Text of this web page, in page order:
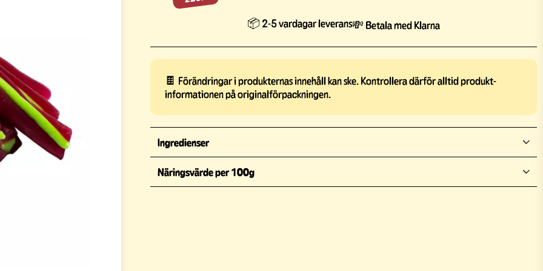
📦 2-5 vardagar leverans💸 Betala med Klarna
🍫 Förändringar i produkternas innehåll kan ske. Kontrollera därför alltid produkt-
informationen på originalförpackningen.
Ingredienser
Näringsvärde per 100g